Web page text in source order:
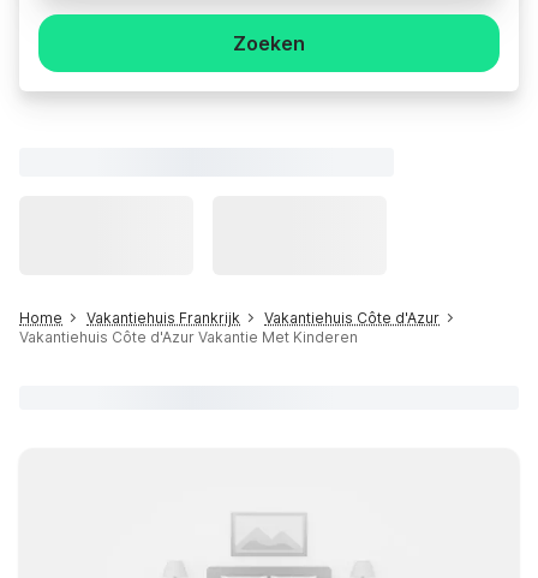
Zoeken
Home Vakantiehuis Frankrijk
Vakantiehuis Côte d'Azur
Vakantiehuis Côte d'Azur Vakantie Met Kinderen